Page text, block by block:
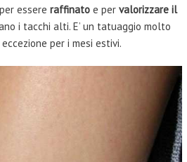
essere raffinatoe per valorizzare il
i tacchi alti. E’ un tatuaggio molto
per i mesi estivi.